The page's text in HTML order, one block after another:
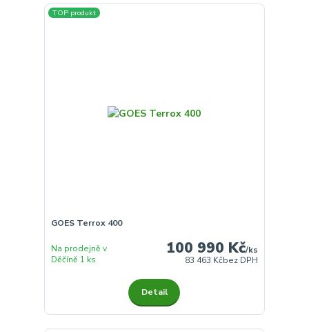
TOP produkt
GOES Terrox 400
100 990 Kč/ks
83 463 Kčbez DPH
Na prodejně v
Děčíně 1 ks
Detail